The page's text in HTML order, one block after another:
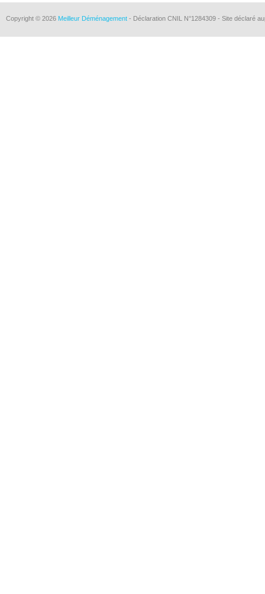
Copyright © 2026 Meilleur Déménagement - Déclaration CNIL N°1284309 - Site déclaré